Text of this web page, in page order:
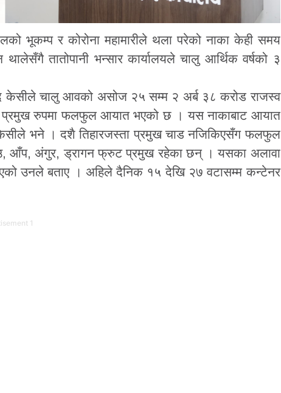
भूकम्प र कोरोना महामारीले थला परेको नाका केही समय
तातोपानी भन्सार कार्यालयले चालु आर्थिक वर्षको ३
केसीले चालु आवको असोज २५ सम्म २ अर्ब ३८ करोड राजस्व
प्रमुख रुपमा फलफुल आयात भएको छ । यस नाकाबाट आयात
भने । दशै तिहारजस्ता प्रमुख चाड नजिकिएसँग फलफुल
आँप, अंगुर, ड्रागन फ्रुट प्रमुख रहेका छन् । यसका अलावा
उनले बताए । अहिले दैनिक १५ देखि २७ वटासम्म कन्टेनर
1